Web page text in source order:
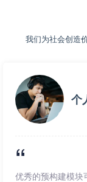
我们为社会创造
个
优秀的预构建模块